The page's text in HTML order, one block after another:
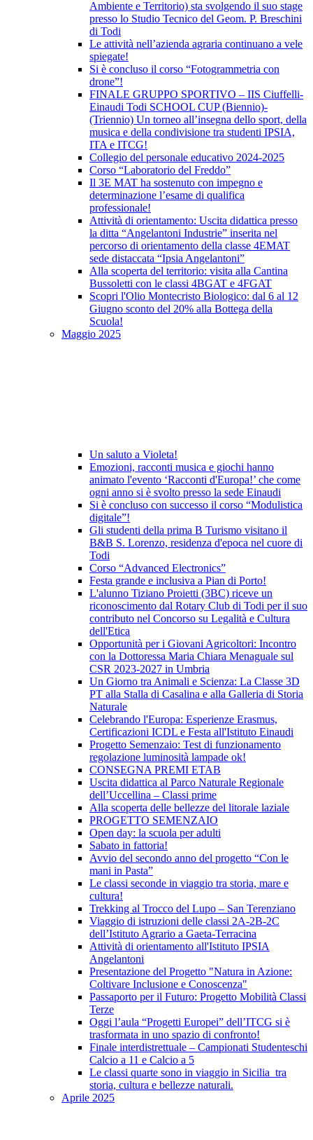
Ambiente e Territorio) sta svolgendo il suo stage
presso lo Studio Tecnico del Geom. P. Breschini
di Todi
Le attività nell’azienda agraria continuano a vele
spiegate!
Si è concluso il corso “Fotogrammetria con
drone”!
FINALE GRUPPO SPORTIVO – IIS Ciuffelli-
Einaudi Todi SCHOOL CUP (Biennio)-
(Triennio) Un torneo all’insegna dello sport, della
musica e della condivisione tra studenti IPSIA,
ITA e ITCG!
Collegio del personale educativo 2024-2025
Corso “Laboratorio del Freddo”
Il 3E MAT ha sostenuto con impegno e
determinazione l’esame di qualifica
professionale!
Attività di orientamento: Uscita didattica presso
la ditta “Angelantoni Industrie” inserita nel
percorso di orientamento della classe 4EMAT
sede distaccata “Ipsia Angelantoni”
Alla scoperta del territorio: visita alla Cantina
Bussoletti con le classi 4BGAT e 4FGAT
Scopri l'Olio Montecristo Biologico: dal 6 al 12
Giugno sconto del 20% alla Bottega della
Scuola!
Maggio 2025
Un saluto a Violeta!
Emozioni, racconti musica e giochi hanno
animato l'evento ‘Racconti d'Europa!’ che come
ogni anno si è svolto presso la sede Einaudi
Si è concluso con successo il corso “Modulistica
digitale”!
Gli studenti della prima B Turismo visitano il
B&B S. Lorenzo, residenza d'epoca nel cuore di
Todi
Corso “Advanced Electronics”
Festa grande e inclusiva a Pian di Porto!
L'alunno Tiziano Proietti (3BC) riceve un
riconoscimento dal Rotary Club di Todi per il suo
contributo nel Concorso su Legalità e Cultura
dell'Etica
Opportunità per i Giovani Agricoltori: Incontro
con la Dottoressa Maria Chiara Menaguale sul
CSR 2023-2027 in Umbria
Un Giorno tra Animali e Scienza: La Classe 3D
PT alla Stalla di Casalina e alla Galleria di Storia
Naturale
Celebrando l'Europa: Esperienze Erasmus,
Certificazioni ICDL e Festa all'Istituto Einaudi
Progetto Semenzaio: Test di funzionamento
regolazione luminosità lampade ok!
CONSEGNA PREMI ETAB
Uscita didattica al Parco Naturale Regionale
dell’Uccellina – Classi prime
Alla scoperta delle bellezze del litorale laziale
PROGETTO SEMENZAIO
Open day: la scuola per adulti
Sabato in fattoria!
Avvio del secondo anno del progetto “Con le
mani in Pasta”
Le classi seconde in viaggio tra storia, mare e
cultura!
Trekking al Trocco del Lupo – San Terenziano
Viaggio di istruzioni delle classi 2A-2B-2C
dell’Istituto Agrario a Gaeta-Terracina
Attività di orientamento all'Istituto IPSIA
Angelantoni
Presentazione del Progetto "Natura in Azione:
Coltivare Inclusione e Conoscenza"
Passaporto per il Futuro: Progetto Mobilità Classi
Terze
Oggi l’aula “Progetti Europei” dell’ITCG si è
trasformata in uno spazio di confronto!
Finale interdistrettuale – Campionati Studenteschi
Calcio a 11 e Calcio a 5
Le classi quarte sono in viaggio in Sicilia tra
storia, cultura e bellezze naturali.
Aprile 2025